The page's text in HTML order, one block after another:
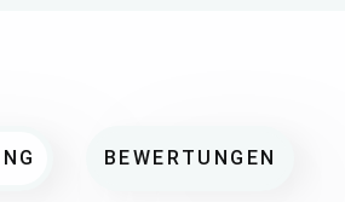
BEWERTUNGEN